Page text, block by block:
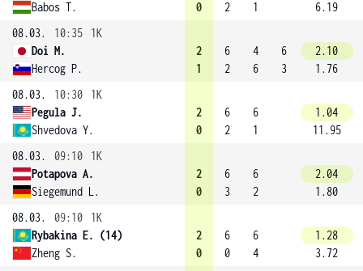
Babos T.
0
2
1
6.19
08.03.
10:35
1K
Doi M.
Hercog P.
2
1
6
2
4
6
6
3
2.10
1.76
08.03.
10:30
1K
Pegula J.
Shvedova Y.
2
0
6
2
6
1
1.04
11.95
08.03.
09:10
1K
Potapova A.
Siegemund L.
2
0
6
3
6
2
2.04
1.80
08.03.
09:10
1K
Rybakina E. (14)
Zheng S.
2
0
6
0
6
4
1.28
3.72